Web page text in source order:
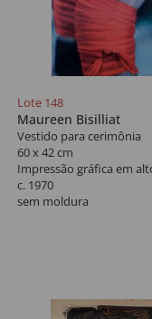
Lote 148
Maureen Bisilliat
Vestido para cerimônia
60 x 42 cm
c. 1970
sem moldura